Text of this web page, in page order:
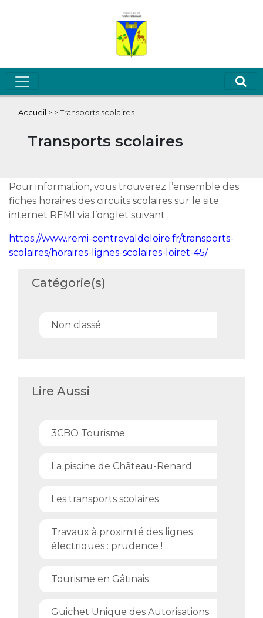
Accueil > > Transports scolaires
Transports scolaires
Pour information, vous trouverez l’ensemble des
fiches horaires des circuits scolaires sur le site
internet REMI via l’onglet suivant :
https://www.remi-centrevaldeloire.fr/transports-
scolaires/horaires-lignes-scolaires-loiret-45/
Catégorie(s)
Non classé
Lire Aussi
3CBO Tourisme
La piscine de Château-Renard
Les transports scolaires
Travaux à proximité des lignes
électriques : prudence !
Tourisme en Gâtinais
Guichet Unique des Autorisations